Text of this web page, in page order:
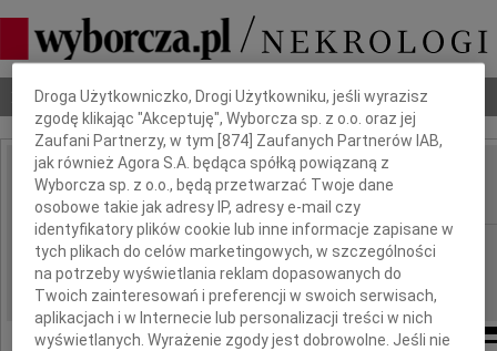
Nekrologi Odeszli Poradnik pogrzebowy
IMIĘ I NAZWISKO: Witold Czarnecki
REGION: Białystok
DATA EMISJI: 31.03.2023
Dbamy o Twoją prywatność
Droga Użytkowniczko, Drogi Użytkowniku, jeśli wyrazisz
zgodę klikając "Akceptuję", Wyborcza sp. z o.o. oraz jej
Zaufani Partnerzy, w tym [874 ] Zaufanych Partnerów IAB,
jak również Agora S.A. będąca spółką powiązaną z
Wyborcza sp. z o.o., będą przetwarzać Twoje dane
osobowe takie jak adresy IP, adresy e-mail czy
identyfikatory plików cookie lub inne informacje zapisane w
tych plikach do celów marketingowych, w szczególności
na potrzeby wyświetlania reklam dopasowanych do
Twoich zainteresowań i preferencji w swoich serwisach,
aplikacjach i w Internecie lub personalizacji treści w nich
wyświetlanych. Wyrażenie zgody jest dobrowolne. Jeśli nie